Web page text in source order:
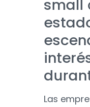
small
Las